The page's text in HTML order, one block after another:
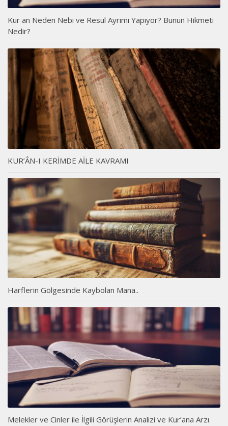
Kur an Neden Nebi ve Resul Ayrımı Yapıyor? Bunun Hikmeti
Nedir?
KUR’ÂN-I KERİMDE AİLE KAVRAMI
Harflerin Gölgesinde Kaybolan Mana..
Melekler ve Cinler ile İlgili Görüşlerin Analizi ve Kur’ana Arzı